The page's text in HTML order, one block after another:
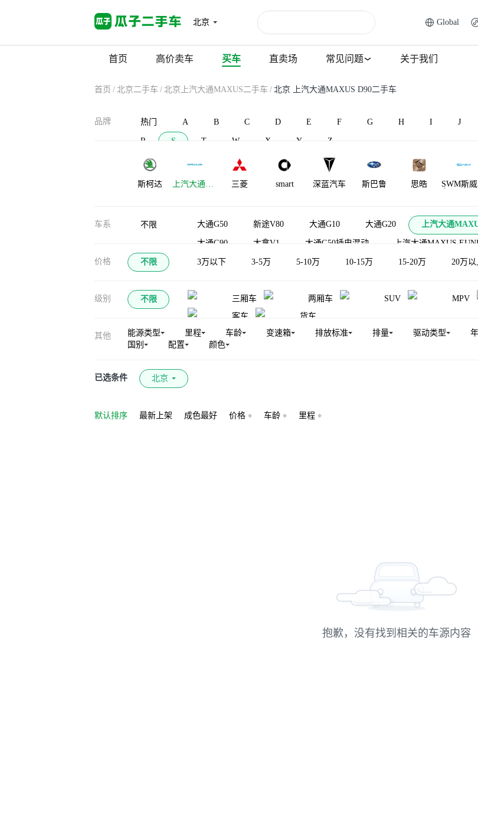
北京 Global
首页 高价卖车 买车 直卖场 常见问题 关于我们
首页 / 北京二手车 / 北京上汽大通MAXUS二手车 / 北京 上汽大通MAXUS D90二手车
品牌 热门 A B C D E F G H I J
R S T W X Y Z
斯柯达
上汽大通
三菱 smart 深蓝汽车 斯巴鲁 思皓
SWM斯
示界
SONGSAN
MOTORS
申龙汽车 萨博 世爵 双环 陕汽通家 赛麟
车系 不限 大通G50 新途V80 大通G10 大通G20 上汽大通
大通G90 大拿V1 大通G50插电混动 上汽大通MAXUS
大通D60 星际 大拿V1L 大家9 大通T60 大通
新途EV80 星际X 大拿M1 伊思坦纳 星
上汽大通MAXUS 大家MIFA氢
星际R 新途EV70 新途EV90 上汽大通MAXUS T70新能源
价格 不限 3万以下 3-5万 5-10万 10-15万 15-20万 20万以
级别 不限 三厢车 两厢车 SUV MPV
客车
货车
其他 能源类型 里程 车龄 变速箱 排放标准 排量 驱动类型
国别
配置 颜色
已选条件 北京
默认排序 最新上架 成色最好 价格 车龄 里程
抱歉，没有找到相关的车源内容